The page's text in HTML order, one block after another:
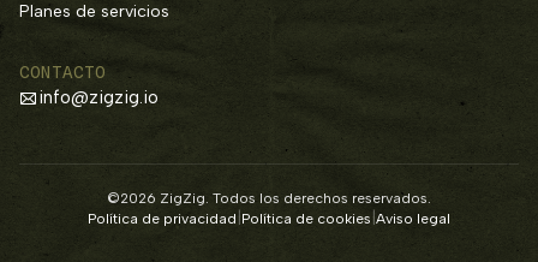
Planes de servicios
CONTACTO
info@zigzig.io
©2026 ZigZig. Todos los derechos reservados.
Política de privacidad Política de cookies Aviso legal